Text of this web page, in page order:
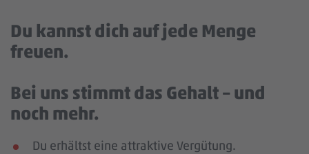
Du kannst dich auf jede Menge
freuen.
Bei uns stimmt das Gehalt – und
noch mehr.
Du erhältst eine attraktive Vergütung.